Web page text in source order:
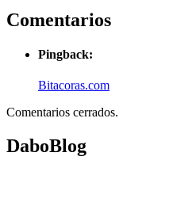
Comentarios
Pingback:
Bitacoras.com
Comentarios cerrados.
DaboBlog